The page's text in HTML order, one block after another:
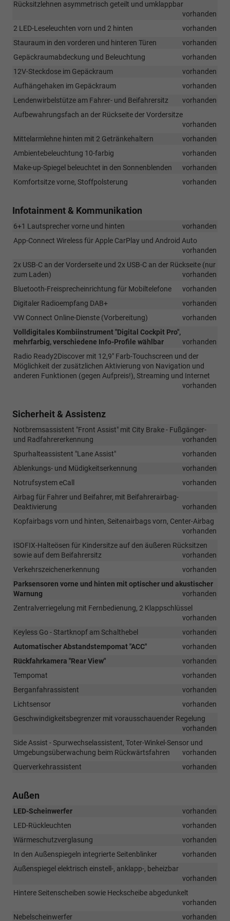
Rücksitzlehnen asymmetrisch geteilt und umklappbar
vorhanden
2 LED-Leseleuchten vorn und 2 hinten
vorhanden
Stauraum in den vorderen und hinteren Türen
vorhanden
Gepäckraumabdeckung und Beleuchtung
vorhanden
12V-Steckdose im Gepäckraum
vorhanden
Aufhängehaken im Gepäckraum
vorhanden
Lendenwirbelstütze am Fahrer- und Beifahrersitz
vorhanden
Aufbewahrungsfach an der Rückseite der Vordersitze
vorhanden
Mittelarmlehne hinten mit 2 Getränkehaltern
vorhanden
Ambientebeleuchtung 10-farbig
vorhanden
Make-up-Spiegel beleuchtet in den Sonnenblenden
vorhanden
Komfortsitze vorne, Stoffpolsterung
vorhanden
Infotainment & Kommunikation
6+1 Lautsprecher vorne und hinten
vorhanden
App-Connect Wireless für Apple CarPlay und Android Auto
vorhanden
2x USB-C an der Vorderseite und 2x USB-C an der Rückseite (nur
zum Laden)
vorhanden
Bluetooth-Freisprecheinrichtung für Mobiltelefone
vorhanden
Digitaler Radioempfang DAB+
vorhanden
VW Connect Online-Dienste (Vorbereitung)
vorhanden
Volldigitales Kombiinstrument "Digital Cockpit Pro",
mehrfarbig, verschiedene Info-Profile wählbar
vorhanden
Radio Ready2Discover mit 12,9" Farb-Touchscreen und der
Möglichkeit der zusätzlichen Aktivierung von Navigation und
anderen Funktionen (gegen Aufpreis!), Streaming und Internet
vorhanden
Sicherheit & Assistenz
Notbremsassistent "Front Assist" mit City Brake - Fußgänger-
und Radfahrererkennung
vorhanden
Spurhalteassistent "Lane Assist"
vorhanden
Ablenkungs- und Müdigkeitserkennung
vorhanden
Notrufsystem eCall
vorhanden
Airbag für Fahrer und Beifahrer, mit Beifahrerairbag-
Deaktivierung
vorhanden
Kopfairbags vorn und hinten, Seitenairbags vorn, Center-Airbag
vorhanden
ISOFIX-Halteösen für Kindersitze auf den äußeren Rücksitzen
sowie auf dem Beifahrersitz
vorhanden
Verkehrszeichenerkennung
vorhanden
Parksensoren vorne und hinten mit optischer und akustischer
Warnung
vorhanden
Zentralverriegelung mit Fernbedienung, 2 Klappschlüssel
vorhanden
Keyless Go - Startknopf am Schalthebel
vorhanden
Automatischer Abstandstempomat "ACC"
vorhanden
Rückfahrkamera "Rear View"
vorhanden
Tempomat
vorhanden
Berganfahrassistent
vorhanden
Lichtsensor
vorhanden
Geschwindigkeitsbegrenzer mit vorausschauender Regelung
vorhanden
Side Assist - Spurwechselassistent, Toter-Winkel-Sensor und
Umgebungsüberwachung beim Rückwärtsfahren
vorhanden
Querverkehrassistent
vorhanden
Außen
LED-Scheinwerfer
vorhanden
LED-Rückleuchten
vorhanden
Wärmeschutzverglasung
vorhanden
In den Außenspiegeln integrierte Seitenblinker
vorhanden
Außenspiegel elektrisch einstell-, anklapp-, beheizbar
vorhanden
Hintere Seitenscheiben sowie Heckscheibe abgedunkelt
vorhanden
Nebelscheinwerfer
vorhanden